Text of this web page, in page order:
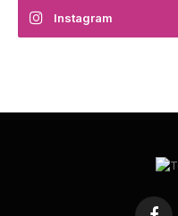
Instagram